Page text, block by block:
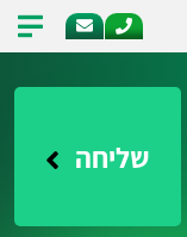
שליחה